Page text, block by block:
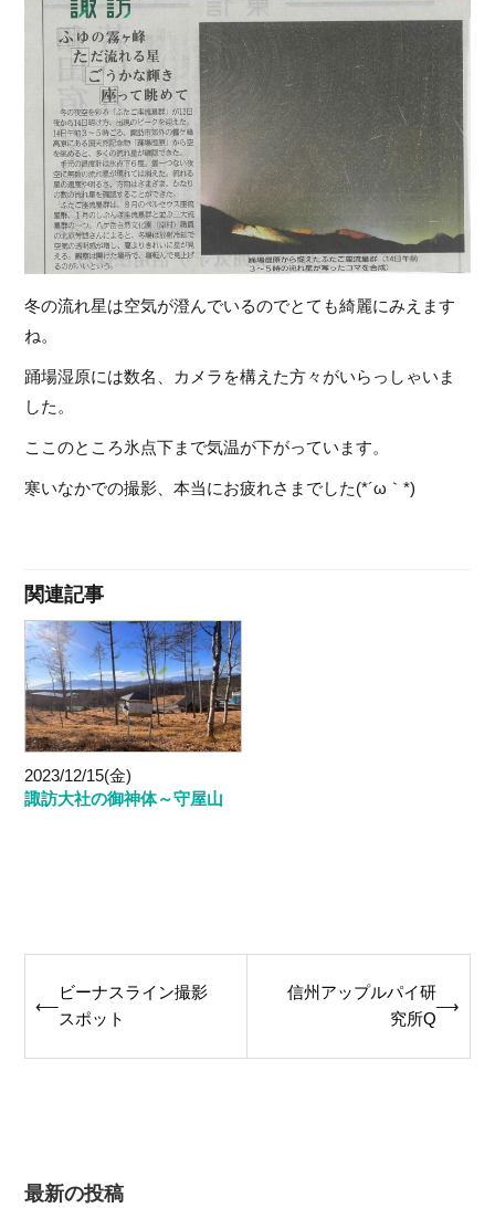
冬の流れ星は空気が澄んでいるのでとても綺麗にみえます
ね。
踊場湿原には数名、カメラを構えた方々がいらっしゃいま
した。
ここのところ氷点下まで気温が下がっています。
寒いなかでの撮影、本当にお疲れさまでした(*´ω｀*)
関連記事
2023/12/15(金)
諏訪大社の御神体～守屋山
Post
navigation
⟵
ビーナスライン撮影
スポット
信州アップルパイ研
究所Q
⟶
最新の投稿